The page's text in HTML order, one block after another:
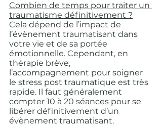
Combien de temps pour traiter un
traumatisme définitivement ?
Cela dépend de l’impact de
l’évènement traumatisant dans
votre vie et de sa portée
émotionnelle. Cependant, en
thérapie brève,
l’accompagnement pour soigner
le stress post traumatique est très
rapide. Il faut généralement
compter 10 à 20 séances pour se
libérer définitivement d’un
évènement traumatisant.